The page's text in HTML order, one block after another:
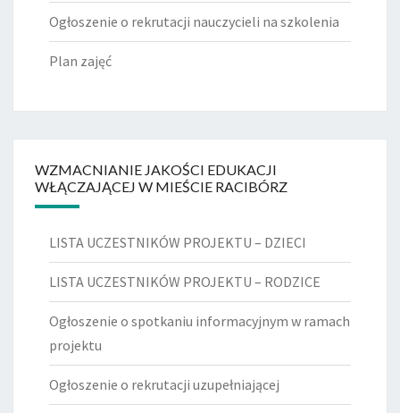
Ogłoszenie o rekrutacji nauczycieli na szkolenia
Plan zajęć
WZMACNIANIE JAKOŚCI EDUKACJI
WŁĄCZAJĄCEJ W MIEŚCIE RACIBÓRZ
LISTA UCZESTNIKÓW PROJEKTU – DZIECI
LISTA UCZESTNIKÓW PROJEKTU – RODZICE
Ogłoszenie o spotkaniu informacyjnym w ramach
projektu
Ogłoszenie o rekrutacji uzupełniającej